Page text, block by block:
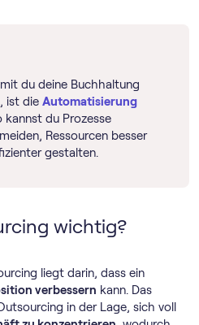
du deine Buchhaltung
ist die Automatisierung
kannst du Prozesse
Ressourcen besser
gestalten.
wichtig?
liegt darin, dass ein
verbessern kann. Das
in der Lage, sich voll